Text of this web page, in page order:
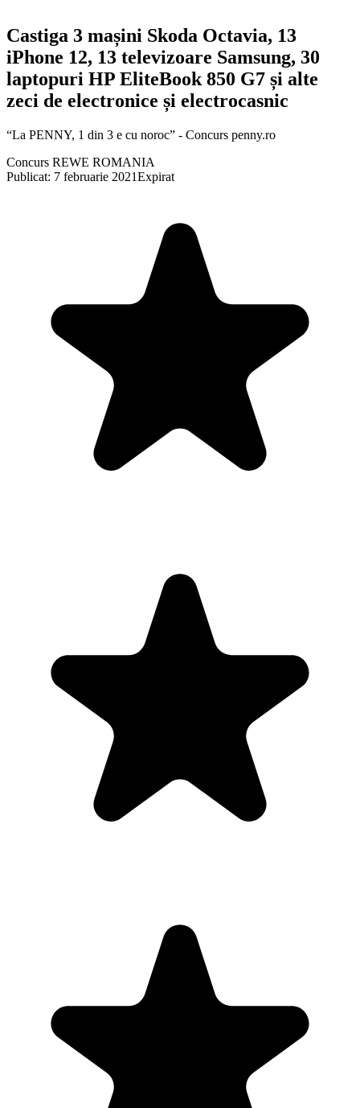
Castiga 3 mașini Skoda Octavia, 13
iPhone 12, 13 televizoare Samsung, 30
laptopuri HP EliteBook 850 G7 și alte
zeci de electronice și electrocasnic
“La PENNY, 1 din 3 e cu noroc” - Concurs penny.ro
Concurs REWE ROMANIA
Publicat: 7 februarie 2021Expirat